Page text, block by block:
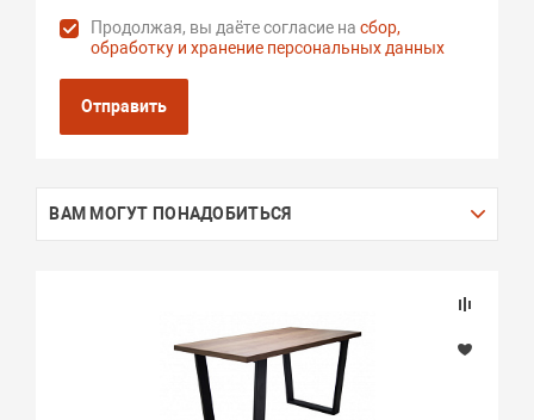
Продолжая, вы даёте согласие насбор,
обработку и хранение персональных данных
Отправить
ВАМ МОГУТ ПОНАДОБИТЬСЯ